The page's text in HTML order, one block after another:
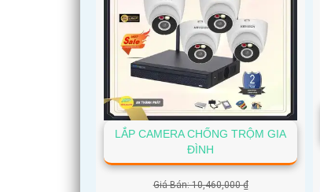
LẮP CAMERA CHỐNG TRỘM GIA
ĐÌNH
Giá Bán: 10,460,000 ₫